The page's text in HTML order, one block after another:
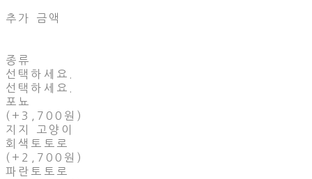
추가 금액
종류
선택하세요.
선택하세요.
포뇨
(+3,700원)
지지 고양이
회색토토로
(+2,700원)
파란토토로